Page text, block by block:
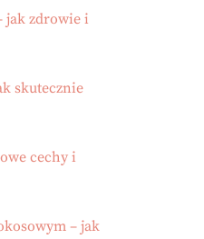
jak zdrowie i
skutecznie
cechy i
– jak